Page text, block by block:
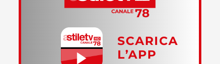
SCARICA
L’APP